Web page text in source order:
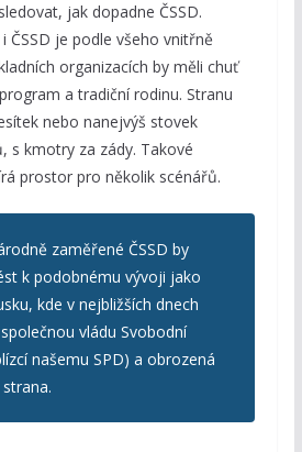
jak dopadne ČSSD.
ČSSD je podle všeho vnitřně
organizacích by měli chuť
a tradiční rodinu. Stranu
nebo nanejvýš stovek
s kmotry za zády. Takové
prostor pro několik scénářů.
zaměřené ČSSD by
k podobnému vývoji jako
kde v nejbližších dnech
vládu Svobodní
našemu SPD) a obrozená